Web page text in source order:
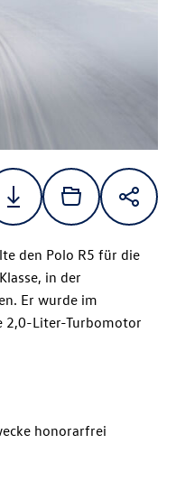
den Polo R5 für die
in der
Er wurde im
2,0-Liter-Turbomotor
honorarfrei